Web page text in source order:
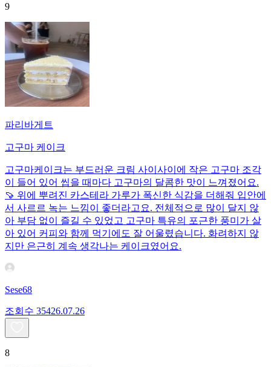
9
파리바게트
고구마 케이크
고구마케이크는 부드러운 크림 사이사이에 작은 고구마 조각
이 들어 있어 씹을 때마다 고구마의 달콤한 맛이 느껴졌어요.
🍠 위에 뿌려진 카스테라 가루가 폭신한 식감을 더해줘 입안에
서 사르르 녹는 느낌이 좋더라고요. 전체적으로 많이 달지 않
아 부담 없이 즐길 수 있었고 고구마 특유의 포근한 풍미가 살
아 있어 커피와 함께 먹기에도 잘 어울렸습니다. 화려하지 않
지만 은근히 계속 생각나는 케이크였어요.
Sese68
조회수 35426.07.26
8